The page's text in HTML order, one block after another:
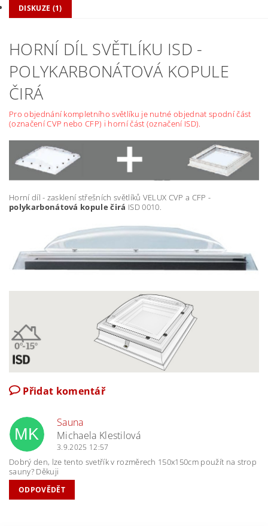
DISKUZE (1)
HORNÍ DÍL SVĚTLÍKU ISD -
POLYKARBONÁTOVÁ KOPULE
ČIRÁ
Pro objednání kompletního světlíku je nutné objednat spodní část
(označení CVP nebo CFP) i horní část (označení ISD).
Horní díl - zasklení střešních světlíků VELUX CVP a CFP -
polykarbonátová kopule čirá ISD 0010.
Přidat komentář
MK
Sauna
Michaela Klestilová
3.9.2025 12:57
Dobrý den, lze tento svetřík v rozměrech 150x150cm použít na strop
sauny? Děkuji
ODPOVĚDĚT